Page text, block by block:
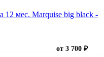
мес. Marquise big black -
от 3 700 ₽